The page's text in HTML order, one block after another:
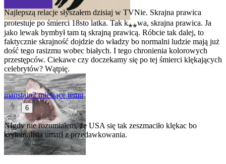
Najlepszą relacje słyszałem dzisiaj w TVNie. Skrajna prawica
protestuje po śmierci 18sto latka. Tak k⁎⁎wa, skrajna prawica. Ja
jako lewak bymbył tam tą skrajną prawicą. Róbcie tak dalej, to
faktycznie skrajność dojdzie do władzy bo normalni ludzie mają już
dość tego rasizmu wobec białych. I tego chronienia kolorowych
przestępców. Ciekawe czy doczekamy się po tej śmierci klękających
celebrytów? Wątpię.
manstain2 miesiące temu
6
NIgdy nie rozumiałem, że USA się tak zeszmaciło klękac bo
kryminalista umarł z przedawkowania.